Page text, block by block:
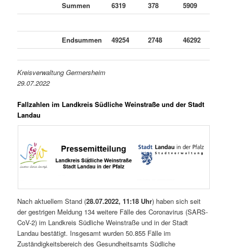
Summen
6319 378 5909
Endsummen 49254 2748 46292
Kreisverwaltung Germersheim
29.07.2022
Fallzahlen im Landkreis Südliche Weinstraße und der Stadt
Landau
Nach aktuellem Stand (28.07.2022, 11:18 Uhr) haben sich seit
der gestrigen Meldung 134 weitere Fälle des Coronavirus (SARS-
CoV-2) im Landkreis Südliche Weinstraße und in der Stadt
Landau bestätigt. Insgesamt wurden 50.855 Fälle im
Zuständigkeitsbereich des Gesundheitsamts Südliche